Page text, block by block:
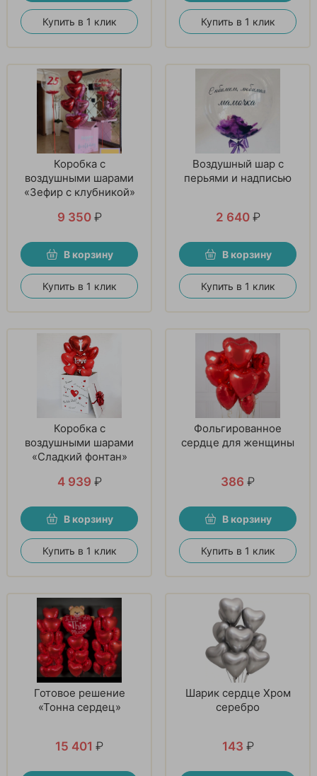
Купить в 1 клик Купить в 1 клик
Коробка с
воздушными шарами
«Зефир с клубникой»
9 350 ₽
В корзину
Купить в 1 клик
Воздушный шар с
перьями и надписью
2 640 ₽
В корзину
Купить в 1 клик
Коробка с
воздушными шарами
«Сладкий фонтан»
4 939 ₽
В корзину
Купить в 1 клик
Фольгированное
сердце для женщины
386 ₽
В корзину
Купить в 1 клик
Готовое решение
«Тонна сердец»
15 401 ₽
Шарик сердце Хром
серебро
143 ₽